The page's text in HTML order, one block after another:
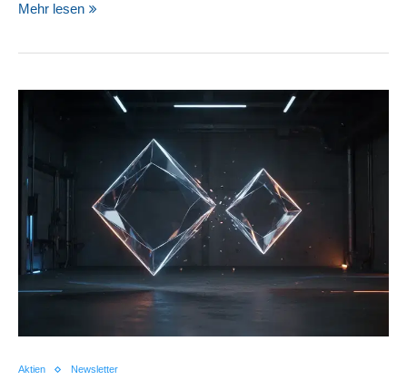
Mehr lesen
Aktien Newsletter